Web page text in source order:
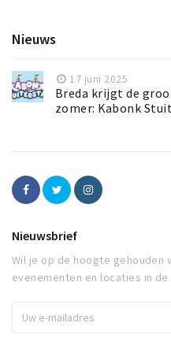
Nieuws
17 juni 2025
Breda krijgt de
zomer: Kabonk
Nieuwsbrief
Wil je op de hoogte gehouden
evenementen en locaties in de